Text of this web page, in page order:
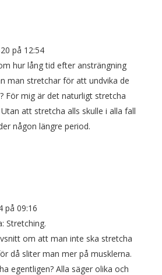
på 12:54
hur lång tid efter ansträngning
man stretchar för att undvika de
För mig är det naturligt stretcha
att stretcha alls skulle i alla fall
någon längre period.
på 09:16
Stretching.
om att man inte ska stretcha
då sliter man mer på musklerna.
egentligen? Alla säger olika och